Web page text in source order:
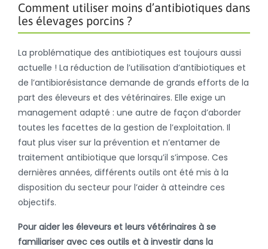
Comment utiliser moins d’antibiotiques dans
les élevages porcins ?
La problématique des antibiotiques est toujours aussi
actuelle ! La réduction de l’utilisation d’antibiotiques et
de l’antibiorésistance demande de grands efforts de la
part des éleveurs et des vétérinaires. Elle exige un
management adapté : une autre de façon d’aborder
toutes les facettes de la gestion de l’exploitation. Il
faut plus viser sur la prévention et n’entamer de
traitement antibiotique que lorsqu’il s’impose. Ces
dernières années, différents outils ont été mis à la
disposition du secteur pour l’aider à atteindre ces
objectifs.
Pour aider les éleveurs et leurs vétérinaires à se
familiariser avec ces outils et à investir dans la